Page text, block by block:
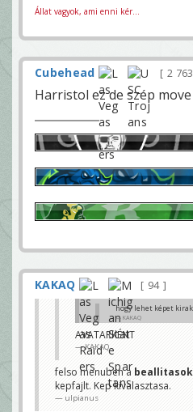
Állat vagyok, ami enni kér...
Cubehead 2 763
Harristol ez de szép
KAKAQ 94
hogy lehet képet
KAKAQ
Hova kirakni? Nem ertem a
illeszteni.
AVATARKÉNT
KAKAQ
felso menuben a
kepfajlt. Kep kivalasztasa.
ulpianus